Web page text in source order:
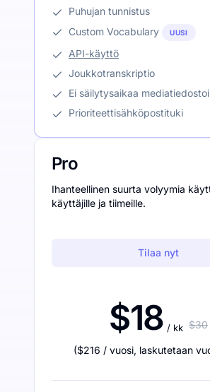
Puhujan tunnistus
Custom Vocabulary
UUSI
API-käyttö
Joukkotranskriptio
Ei säilytysaikaa
Prioriteettisähköpostituki
Pro
Ihanteellinen suurta volyymia
käyttäjille ja tiimeille.
Tilaa nyt
$18 / kk $30
($216 / vuosi, laskutetaan